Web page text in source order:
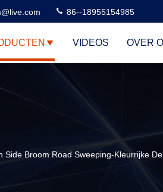
86--18955154985
VIDEOS OVER
Side Broom Road Sweeping-Kleurrijke